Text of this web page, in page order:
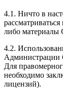
4.1. Ничто в
либо материалы
4.2.
Администрации
Для
необходимо
лицензий).